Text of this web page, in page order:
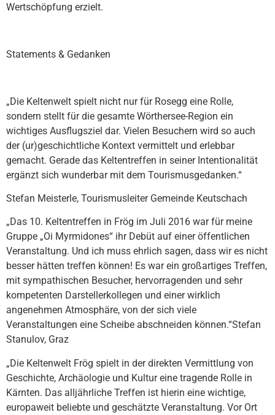
Wertschöpfung erzielt.
Statements & Gedanken
„Die Keltenwelt spielt nicht nur für Rosegg eine Rolle,
sondern stellt für die gesamte Wörthersee-Region ein
wichtiges Ausflugsziel dar. Vielen Besuchern wird so auch
der (ur)geschichtliche Kontext vermittelt und erlebbar
gemacht. Gerade das Keltentreffen in seiner Intentionalität
ergänzt sich wunderbar mit dem Tourismusgedanken.“
Stefan Meisterle, Tourismusleiter Gemeinde Keutschach
„Das 10. Keltentreffen in Frög im Juli 2016 war für meine
Gruppe „Oi Myrmidones“ ihr Debüt auf einer öffentlichen
Veranstaltung. Und ich muss ehrlich sagen, dass wir es nicht
besser hätten treffen können! Es war ein großartiges Treffen,
mit sympathischen Besucher, hervorragenden und sehr
kompetenten Darstellerkollegen und einer wirklich
angenehmen Atmosphäre, von der sich viele
Veranstaltungen eine Scheibe abschneiden können.“Stefan
Stanulov, Graz
„Die Keltenwelt Frög spielt in der direkten Vermittlung von
Geschichte, Archäologie und Kultur eine tragende Rolle in
Kärnten. Das alljährliche Treffen ist hierin eine wichtige,
europaweit beliebte und geschätzte Veranstaltung. Vor Ort